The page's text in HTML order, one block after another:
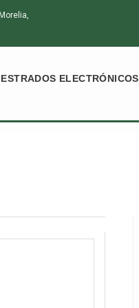
ESTRADOS ELECTRÓNICOS